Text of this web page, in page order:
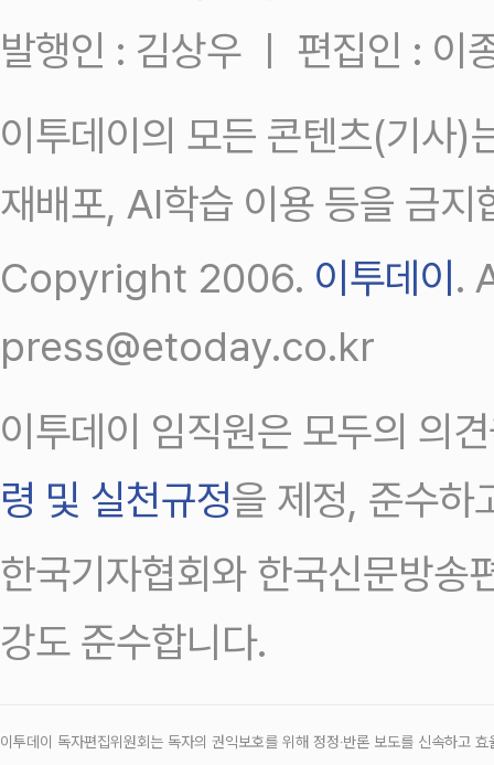
발행인 : 김상우 ㅣ 편집인 : 이
이투데이의 모든 콘텐츠(기사)
재배포, AI학습 이용 등을 금지
Copyright 2006. 이투데이.
press@etoday.co.kr
이투데이 임직원은 모두의 의
령 및 실천규정을 제정, 준수하
한국기자협회와 한국신문방송
강도 준수합니다.
이투데이 독자편집위원회는 독자의 권익보호를 위해 정정‧반론 보도를 신속하고